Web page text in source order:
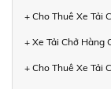
+ Cho Thuê Xe Tải
+ Xe Tải Chở Hàng
+ Cho Thuê Xe Tải